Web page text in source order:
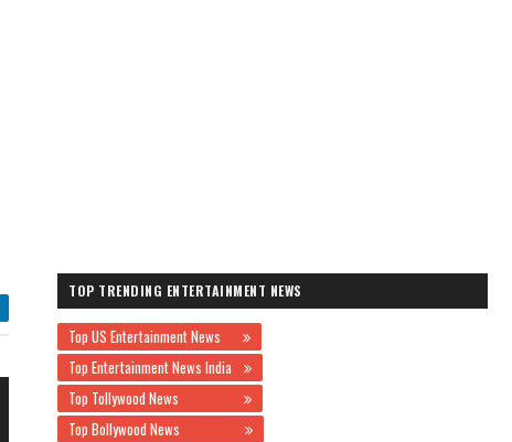
TOP TRENDING ENTERTAINMENT NEWS
Top US Entertainment News
Top Entertainment News India
Top Tollywood News
Top Bollywood News